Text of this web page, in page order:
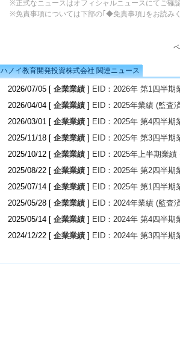
※正式なニュースはオフィシャルニュースにてご確認
※免責事項については下部の｢◆免責事項｣をお読みく
ハノイ教育開発投資株式会社 関連ニュース
2026/07/05 [ 企業業績 ] EID：2026年 第1四半期
2026/04/04 [ 企業業績 ] EID：2025年業績 (監査
2026/03/01 [ 企業業績 ] EID：2025年 第4四半期
2025/11/18 [ 企業業績 ] EID：2025年 第3四半期
2025/10/12 [ 企業業績 ] EID：2025年上半期業績
2025/08/22 [ 企業業績 ] EID：2025年 第2四半期
2025/07/14 [ 企業業績 ] EID：2025年 第1四半期
2025/05/28 [ 企業業績 ] EID：2024年業績 (監査
2025/05/14 [ 企業業績 ] EID：2024年 第4四半期
2024/12/22 [ 企業業績 ] EID：2024年 第3四半期